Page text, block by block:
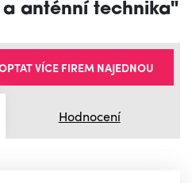
a anténní technika"
Hodnocení
VÍCE FIREM NAJEDNOU